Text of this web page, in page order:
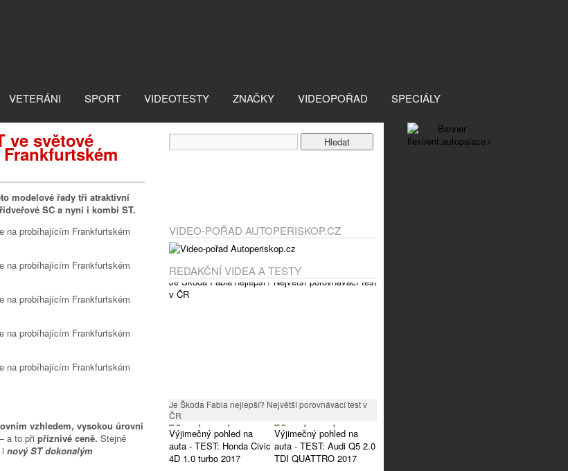
VETERÁNI SPORT VIDEOTESTY ZNAČKY VIDEOPOŘAD SPECIÁLY
ve světové
modelové řady tři atraktivní
SC a nyní i kombi ST.
vzhledem, vysokou úrovní
– a to při příznivé ceně. Stejně
i nový ST dokonalým
VIDEO-POŘAD AUTOPERISKOP.CZ
REDAKČNÍ VIDEA A TESTY
Je Škoda Fabia nejlepší? Největší porovnávací test v
ČR